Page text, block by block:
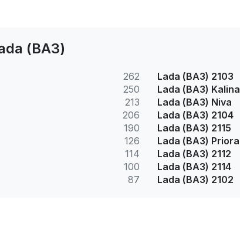
(ВАЗ)
262
250
213
206
190
126
114
100
87
Lada (ВАЗ) 2103
Lada (ВАЗ) Kalina
Lada (ВАЗ) Niva
Lada (ВАЗ) 2104
Lada (ВАЗ) 2115
Lada (ВАЗ) Priora
Lada (ВАЗ) 2112
Lada (ВАЗ) 2114
Lada (ВАЗ) 2102